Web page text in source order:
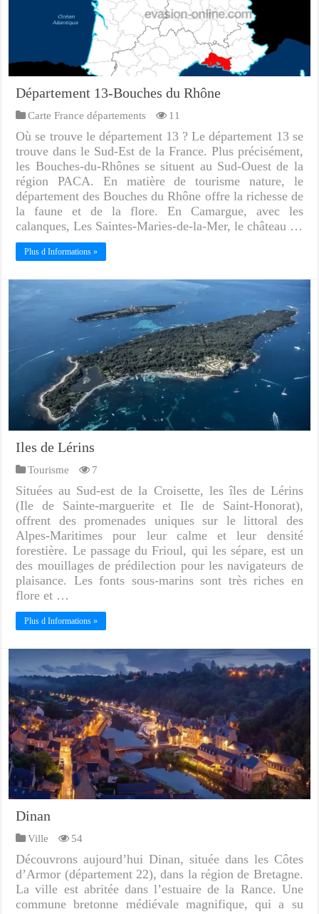
Département 13-Bouches du Rhône
Carte France départements 11
Où se trouve le département 13 ? Le département 13 se
trouve dans le Sud-Est de la France. Plus précisément,
les Bouches-du-Rhônes se situent au Sud-Ouest de la
région PACA. En matière de tourisme nature, le
département des Bouches du Rhône offre la richesse de
la faune et de la flore. En Camargue, avec les
calanques, Les Saintes-Maries-de-la-Mer, le château …
Plus d Informations »
Iles de Lérins
Tourisme 7
Situées au Sud-est de la Croisette, les îles de Lérins
(Ile de Sainte-marguerite et Ile de Saint-Honorat),
offrent des promenades uniques sur le littoral des
Alpes-Maritimes pour leur calme et leur densité
forestière. Le passage du Frioul, qui les sépare, est un
des mouillages de prédilection pour les navigateurs de
plaisance. Les fonts sous-marins sont très riches en
flore et …
Plus d Informations »
Dinan
Ville 54
Découvrons aujourd’hui Dinan, située dans les Côtes
d’Armor (département 22), dans la région de Bretagne.
La ville est abritée dans l’estuaire de la Rance. Une
commune bretonne médiévale magnifique, qui a su